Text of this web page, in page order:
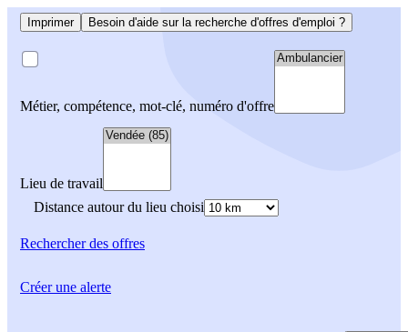
Imprimer Besoin d'aide sur la recherche d'offres d'emploi ?
Métier, compétence, mot-clé, numéro d'offre
Lieu de travail
Distance autour du lieu choisi
Rechercherdes offres
Créer une alerte